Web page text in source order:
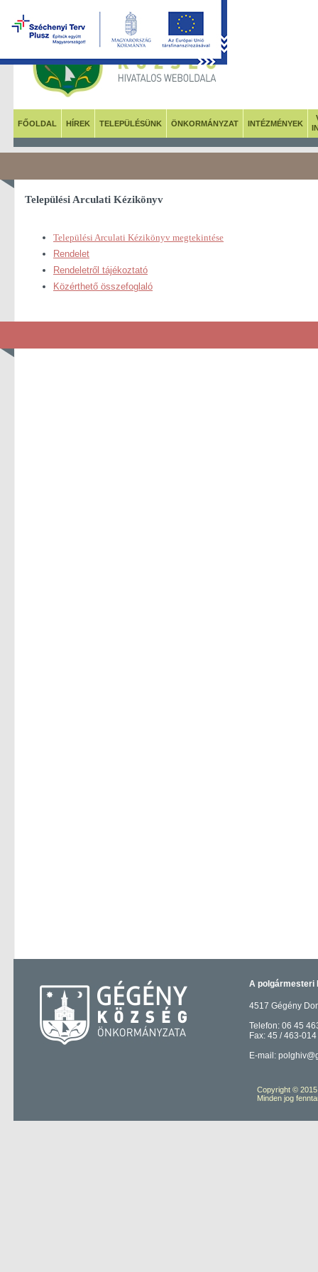
FŐOLDAL HÍREK TELEPÜLÉSÜNK ÖNKORMÁNYZAT INTÉZMÉNYEK
Települési Arculati Kézikönyv
Települési Arculati Kézikönyv megtekintése
Rendelet
Rendeletről tájékoztató
Közérthető összefoglaló
A polgármesteri
4517 Gégény
Telefon: 06 45
Fax: 45 / 463-014
E-mail:
Copyright ©
Minden jog